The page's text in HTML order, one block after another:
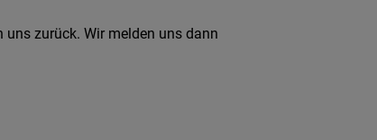
zurück. Wir melden uns dann